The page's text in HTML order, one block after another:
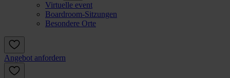
Virtuelle event
Boardroom-Sitzungen
Besondere Orte
Angebot anfordern